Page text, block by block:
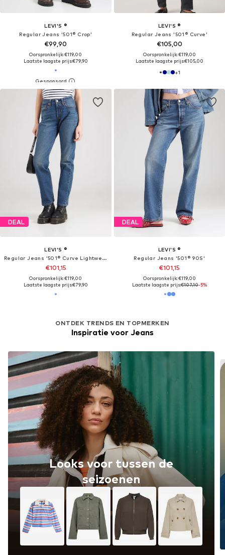
LEVI'S ®
Regular Jeans '501® Crop'
€99,90
Oorspronkelijk: €119,00
Laatste laagste prijs:€79,90
LEVI'S ®
Regular Jeans '501® Curve'
€105,00
Oorspronkelijk: €119,00
Laatste laagste prijs:€105,00
+1
DEAL
LEVI'S ®
Regular Jeans '501® Curve Lightweight Jeans'
€101,15
Oorspronkelijk: €119,00
Laatste laagste prijs:€79,90
DEAL
LEVI'S ®
Regular Jeans '501® 90S'
€101,15
Oorspronkelijk: €119,00
Laatste laagste prijs:€107,10-5%
ONTDEK TRENDS EN TOPMERKEN
Inspiratie voor Jeans
Looks voor tussen de
seizoenen